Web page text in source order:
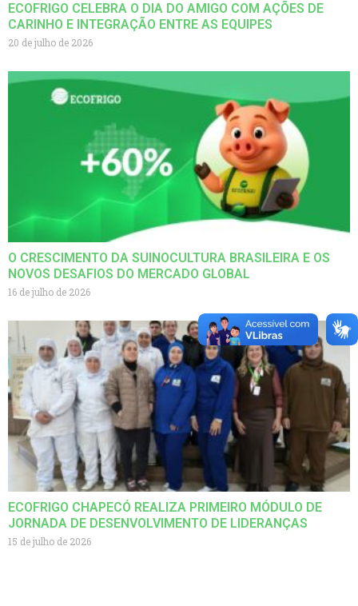
ECOFRIGO CELEBRA O DIA DO AMIGO COM AÇÕES DE
CARINHO E INTEGRAÇÃO ENTRE AS EQUIPES
20 de julho de 2026
O CRESCIMENTO DA SUINOCULTURA BRASILEIRA E OS
NOVOS DESAFIOS DO MERCADO GLOBAL
16 de julho de 2026
ECOFRIGO CHAPECÓ REALIZA PRIMEIRO MÓDULO DE
JORNADA DE DESENVOLVIMENTO DE LIDERANÇAS
15 de julho de 2026